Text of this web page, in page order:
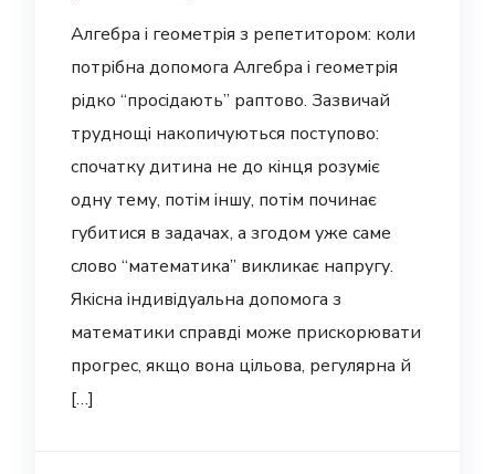
Алгебра і геометрія з репетитором: коли
потрібна допомога Алгебра і геометрія
рідко “просідають” раптово. Зазвичай
труднощі накопичуються поступово:
спочатку дитина не до кінця розуміє
одну тему, потім іншу, потім починає
губитися в задачах, а згодом уже саме
слово “математика” викликає напругу.
Якісна індивідуальна допомога з
математики справді може прискорювати
прогрес, якщо вона цільова, регулярна й
[…]